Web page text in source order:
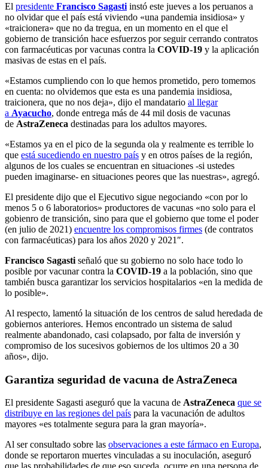
El presidente Francisco Sagasti instó este jueves a los peruanos a
no olvidar que el país está viviendo «una pandemia insidiosa» y
«traicionera» que no da tregua, en un momento en el que el
gobierno de transición hace esfuerzos por seguir cerrando contratos
con farmacéuticas por vacunas contra la COVID-19 y la aplicación
masivas de estas en el país.
«Estamos cumpliendo con lo que hemos prometido, pero tomemos
en cuenta: no olvidemos que esta es una pandemia insidiosa,
traicionera, que no nos deja», dijo el mandatario al llegar
a Ayacucho, donde entrega más de 44 mil dosis de vacunas
de AstraZeneca destinadas para los adultos mayores.
«Estamos ya en el pico de la segunda ola y realmente es terrible lo
que está sucediendo en nuestro país y en otros países de la región,
algunos de los cuales se encuentran en situaciones -si ustedes
pueden imaginarse- en situaciones peores que las nuestras», agregó.
El presidente dijo que el Ejecutivo sigue negociando «con por lo
menos 5 o 6 laboratorios» productores de vacunas «no solo para el
gobienro de transición, sino para que el gobierno que tome el poder
(en julio de 2021) encuentre los compromisos firmes (de contratos
con farmacéuticas) para los años 2020 y 2021″.
Francisco Sagasti señaló que su gobierno no solo hace todo lo
posible por vacunar contra la COVID-19 a la población, sino que
también busca garantizar los servicios hospitalarios «en la medida de
lo posible».
Al respecto, lamentó la situación de los centros de salud heredada de
gobiernos anteriores. Hemos encontrado un sistema de salud
realmente abandonado, casi colapsado, por falta de inversión y
compromiso de los sucesivos gobiernos de los ultimos 20 a 30
años», dijo.
Garantiza seguridad de vacuna de AstraZeneca
El presidente Sagasti aseguró que la vacuna de AstraZeneca que se
distribuye en las regiones del país para la vacunación de adultos
mayores «es totalmente segura para la gran mayoría».
Al ser consultado sobre las observaciones a este fármaco en Europa,
donde se reportaron muertes vinculadas a su inoculación, aseguró